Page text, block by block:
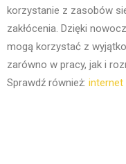
korzystanie z zasobów
zakłócenia. Dzięki
mogą korzystać z
zarówno w pracy, jak i
Sprawdź również: internet